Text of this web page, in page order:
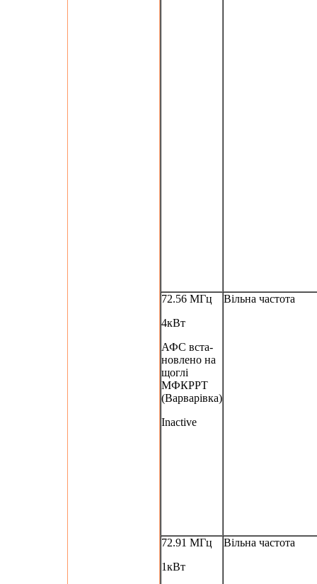
72.56 МГц
4кВт
АФС вста-
новлено на
щоглі
МФКРРТ
(Варварівка)
Inactive
Вільна частота
72.91 МГц
1кВт
Вільна частота